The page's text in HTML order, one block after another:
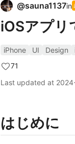
@sauna1137in
iOSアプリ
iPhone UI Design
71
Last updated at
はじめに